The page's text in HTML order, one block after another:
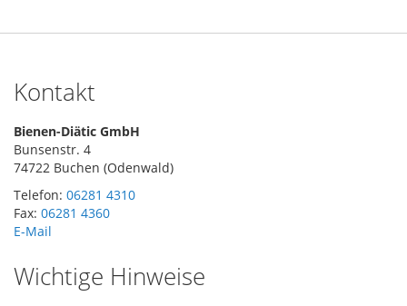
Kontakt
Bienen-Diätic GmbH
Bunsenstr. 4
74722 Buchen (Odenwald)
Telefon: 06281 4310
Fax: 06281 4360
E-Mail
Wichtige Hinweise